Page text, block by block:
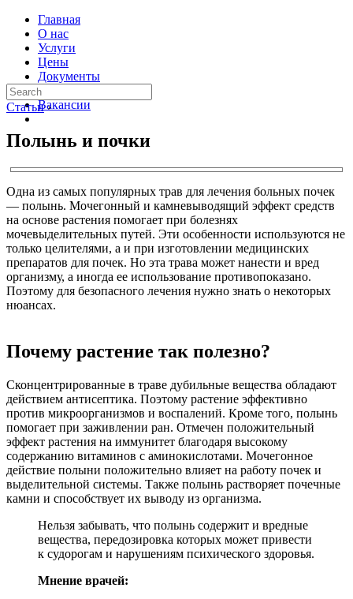
Главная
О нас
Услуги
Цены
Документы
Контакты
Вакансии
Статьи ›
Полынь и почки
Одна из самых популярных трав для лечения больных почек
— полынь. Мочегонный и камневыводящий эффект средств
на основе растения помогает при болезнях
мочевыделительных путей. Эти особенности используются не
только целителями, а и при изготовлении медицинских
препаратов для почек. Но эта трава может нанести и вред
организму, а иногда ее использование противопоказано.
Поэтому для безопасного лечения нужно знать о некоторых
нюансах.
Почему растение так полезно?
Сконцентрированные в траве дубильные вещества обладают
действием антисептика. Поэтому растение эффективно
против микроорганизмов и воспалений. Кроме того, полынь
помогает при заживлении ран. Отмечен положительный
эффект растения на иммунитет благодаря высокому
содержанию витаминов с аминокислотами. Мочегонное
действие полыни положительно влияет на работу почек и
выделительной системы. Также полынь растворяет почечные
камни и способствует их выводу из организма.
Нельзя забывать, что полынь содержит и вредные
вещества, передозировка которых может привести
к судорогам и нарушениям психического здоровья.
Мнение врачей: